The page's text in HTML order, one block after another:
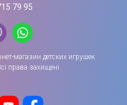
79 95
магазин детских игрушек
права захищені